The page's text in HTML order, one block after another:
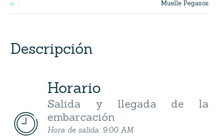
: Muelle Pegasos
Descripción


Horario
Salida y llegada de la
embarcación
Hora de salida: 9:00 AM